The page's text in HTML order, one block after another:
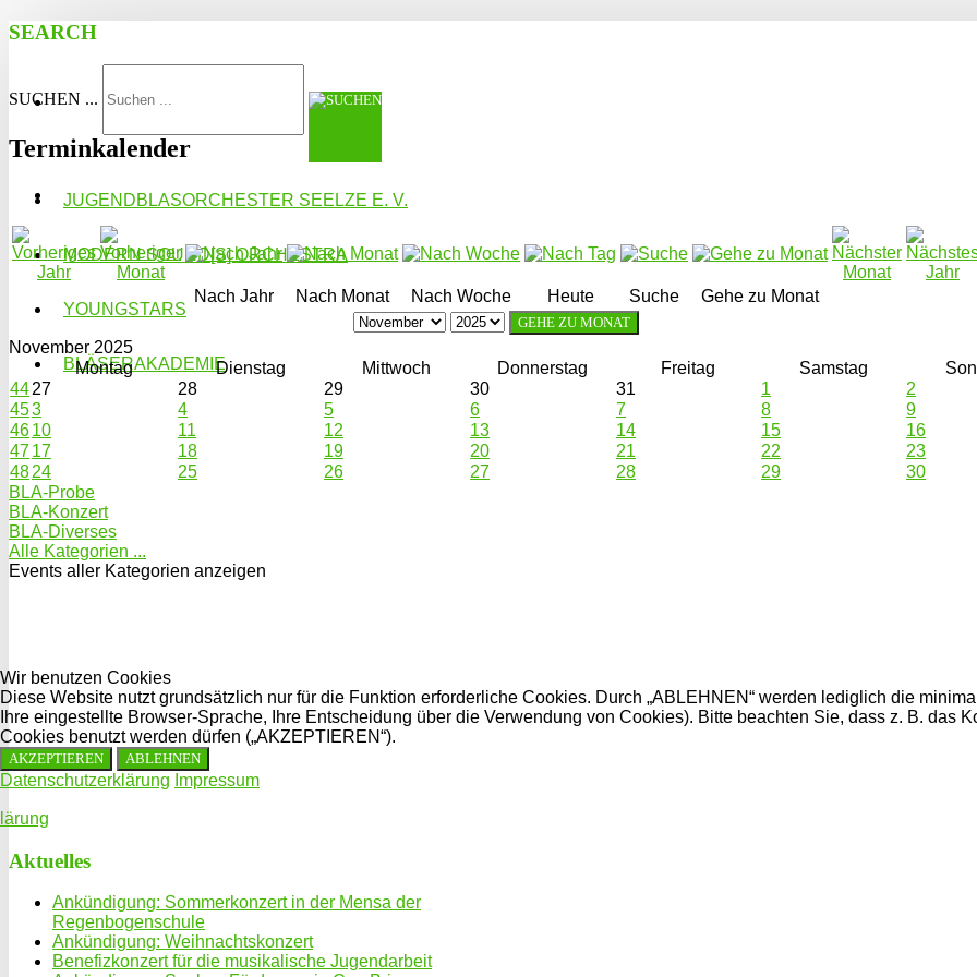
SEARCH
SUCHEN ...
JUGENDBLASORCHESTER SEELZE E. V.
MODERN SOUND[S] ORCHESTRA
YOUNGSTARS
BLÄSERAKADEMIE
Terminkalender
Nach Jahr Nach Monat Nach Woche Heute Suche Gehe zu Monat
GEHE ZU MONAT
November 2025
Montag
Dienstag Mittwoch Donnerstag Freitag Samstag
4427 28 29 30 31 1
2
453 4 5 6 7 8
9
4610 11 12 13 14 15
16
4717 18 19 20 21 22
23
4824 25 26 27 28 29
30
BLA-Probe
BLA-Konzert
BLA-Diverses
Alle Kategorien ...
Events aller Kategorien anzeigen
Aktuelles
Ankündigung: Sommerkonzert in der Mensa der
Regenbogenschule
Ankündigung: Weihnachtskonzert
Benefizkonzert für die musikalische Jugendarbeit
Wir benutzen Cookies
Diese Website nutzt grundsätzlich nur für die Funktion erforderliche Cookies. Durch „ABLEHNEN“ werden lediglich die
Ihre eingestellte Browser-Sprache, Ihre Entscheidung über die Verwendung von Cookies). Bitte beachten Sie, dass z. B. das
Cookies benutzt werden dürfen („AKZEPTIEREN“).
AKZEPTIEREN ABLEHNEN
Datenschutzerklärung Impressum